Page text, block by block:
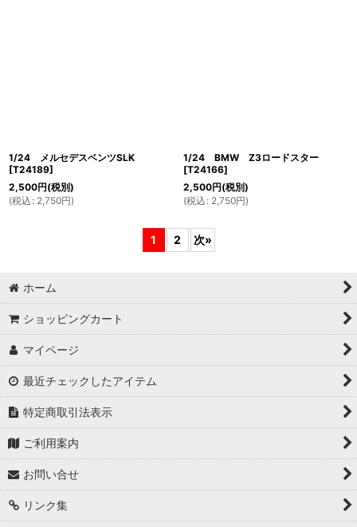
1/24 メルセデスベンツSLK
[T24189]
2,500円(税別)
(税込 : 2,750円)
1/24 BMW Z3ロードスター
[T24166]
2,500円(税別)
(税込 : 2,750円)
1 2 次»
ホーム
ショッピングカート
マイページ
最近チェックしたアイテム
特定商取引法表示
ご利用案内
お問い合せ
リンク集